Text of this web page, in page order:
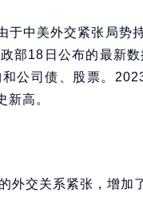
于中美外交紧张局势
部18日公布的最新
公司债、股票。
新高。
外交关系紧张，增加